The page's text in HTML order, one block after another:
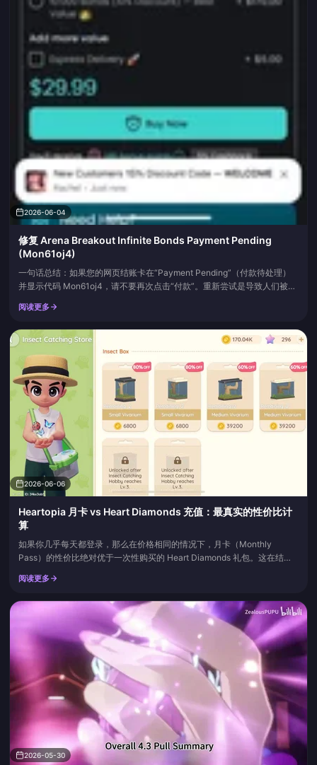
2026-06-04
修复 Arena Breakout Infinite Bonds Payment Pending
(Mon61oj4)
一句话总结：如果您的网页结账卡在“Payment Pending”（付款待处理）
并显示代码 Mon61oj4，请不要再次点击“付款”。重新尝试是导致人们被双
扣款。在采取任何其他行动之前，请先检查您的游戏内余额和购买历史，给
阅读更多
2026-06-06
Heartopia 月卡 vs Heart Diamonds 充值：最真实的性价比计
算
如果你几乎每天都登录，那么在价格相同的情况下，月卡（Monthly
Pass）的性价比绝对优于一次性购买的 Heart Diamonds 礼包。这在结构
每日返还累积的总额远超任何单次购买的礼包。只有在以下两种情况下，直
进行最大一笔消费时，首次触发了首充双倍赠送。...
阅读更多
2026-05-30